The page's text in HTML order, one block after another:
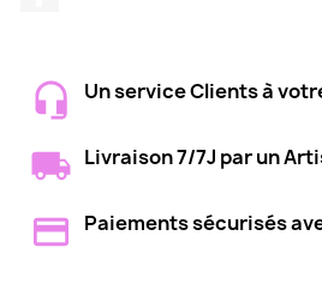
Un service Clients à
Livraison 7/7J par un
Paiements sécurisés